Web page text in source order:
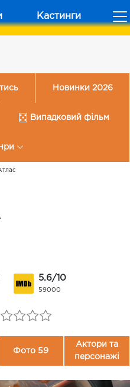
Кастинги
Новинки 2026
Випадковий фільм
5.6/10
59000
Фото 59
Актори та
персонажі